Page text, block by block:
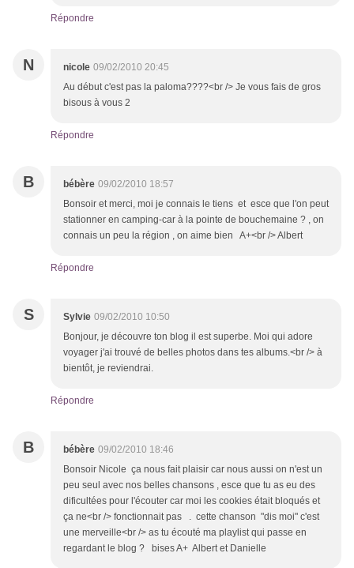
Répondre
N nicole 09/02/2010 20:45
Au début c'est pas la paloma????<br /> Je vous fais de gros
bisous à vous 2
Répondre
B bébère 09/02/2010 18:57
Bonsoir et merci, moi je connais le tiens et esce que l'on peut
stationner en camping-car à la pointe de bouchemaine ? , on
connais un peu la région , on aime bien A+<br /> Albert
Répondre
S Sylvie 09/02/2010 10:50
Bonjour, je découvre ton blog il est superbe. Moi qui adore
voyager j'ai trouvé de belles photos dans tes albums.<br /> à
bientôt, je reviendrai.
Répondre
B bébère 09/02/2010 18:46
Bonsoir Nicole ça nous fait plaisir car nous aussi on n'est un
peu seul avec nos belles chansons , esce que tu as eu des
dificultées pour l'écouter car moi les cookies était bloqués et
ça ne<br /> fonctionnait pas . cette chanson "dis moi" c'est
une merveille<br /> as tu écouté ma playlist qui passe en
regardant le blog ? bises A+ Albert et Danielle